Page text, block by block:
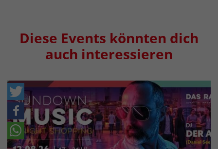
Diese Events könnten dich
auch interessieren